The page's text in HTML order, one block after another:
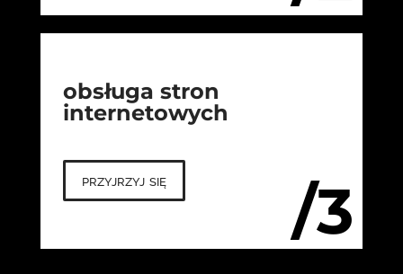
/3
obsługa stron
internetowych
przyjrzyj się